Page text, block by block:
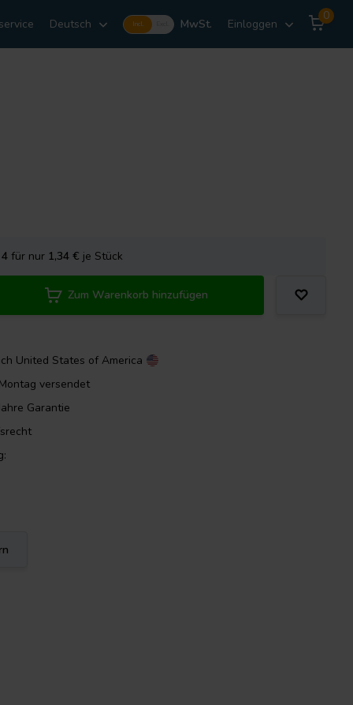
Deutsch Incl. MwSt. Einloggen
0
4 für nur 1,34 € je Stück
Zum Warenkorb hinzufügen
United States of America
versendet
Garantie